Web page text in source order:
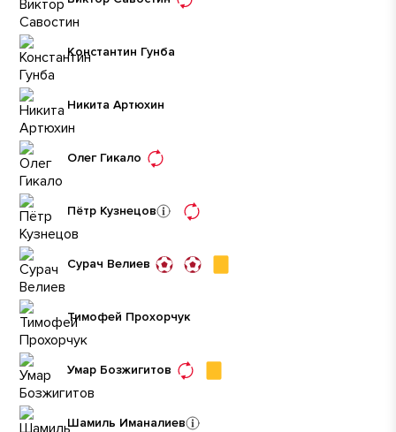
Константин Гунба
Никита Артюхин
Олег Гикало
Пётр Кузнецов
Сурач Велиев
Тимофей Прохорчук
Умар Бозжигитов
Шамиль Иманалиев